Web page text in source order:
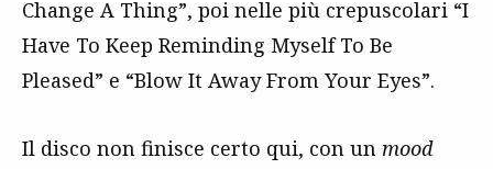
Change A Thing”, poi nelle più crepuscolari “I
Have To Keep Reminding Myself To Be
Pleased” e “Blow It Away From Your Eyes”.
Il disco non finisce certo qui, con un mood